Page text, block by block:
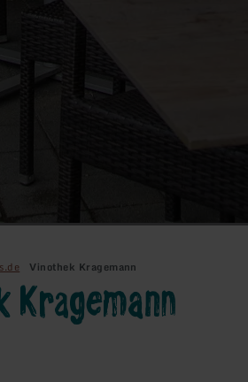
Vinothek Kragemann
Kragemann